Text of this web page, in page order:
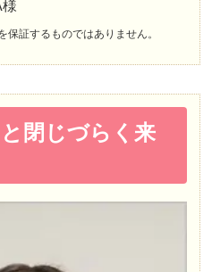
証するものではありません。
閉じづらく来